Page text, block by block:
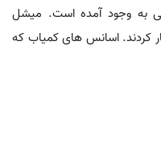
به وجود آمده است. میشل
کردند. اسانس های کمیاب که